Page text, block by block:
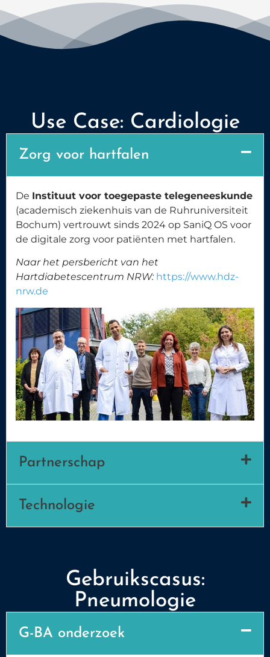
Use Case: Cardiologie
Zorg voor hartfalen
De Instituut voor toegepaste telegeneeskunde
(academisch ziekenhuis van de Ruhruniversiteit
Bochum) vertrouwt sinds 2024 op SaniQ OS voor
de digitale zorg voor patiënten met hartfalen.
Naar het persbericht van het
Hartdiabetescentrum NRW: https://www.hdz-
nrw.de
Partnerschap
Technologie
Gebruikscasus:
Pneumologie
G-BA onderzoek